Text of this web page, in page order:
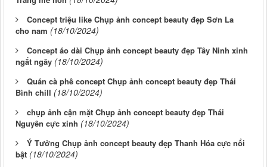
Concept triệu like Chụp ảnh concept beauty đẹp Sơn La
cho nam (18/10/2024)
Concept áo dài Chụp ảnh concept beauty đẹp Tây Ninh xinh
ngất ngây (18/10/2024)
Quán cà phê concept Chụp ảnh concept beauty đẹp Thái
Bình chill (18/10/2024)
chụp ảnh cận mặt Chụp ảnh concept beauty đẹp Thái
Nguyên cực xinh (18/10/2024)
Ý Tưởng Chụp ảnh concept beauty đẹp Thanh Hóa cực nổi
bật (18/10/2024)